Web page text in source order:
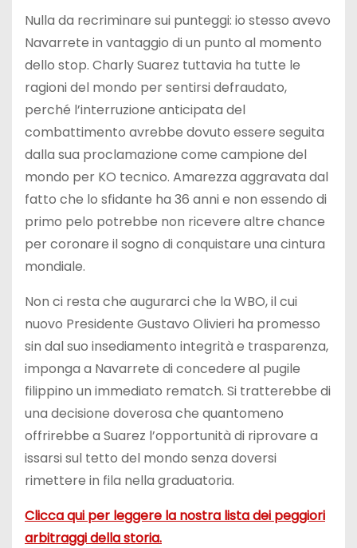
Nulla da recriminare sui punteggi: io stesso avevo
Navarrete in vantaggio di un punto al momento
dello stop. Charly Suarez tuttavia ha tutte le
ragioni del mondo per sentirsi defraudato,
perché l’interruzione anticipata del
combattimento avrebbe dovuto essere seguita
dalla sua proclamazione come campione del
mondo per KO tecnico. Amarezza aggravata dal
fatto che lo sfidante ha 36 anni e non essendo di
primo pelo potrebbe non ricevere altre chance
per coronare il sogno di conquistare una cintura
mondiale.
Non ci resta che augurarci che la WBO, il cui
nuovo Presidente Gustavo Olivieri ha promesso
sin dal suo insediamento integrità e trasparenza,
imponga a Navarrete di concedere al pugile
filippino un immediato rematch. Si tratterebbe di
una decisione doverosa che quantomeno
offrirebbe a Suarez l’opportunità di riprovare a
issarsi sul tetto del mondo senza doversi
rimettere in fila nella graduatoria.
Clicca qui per leggere la nostra lista dei peggiori
arbitraggi della storia.